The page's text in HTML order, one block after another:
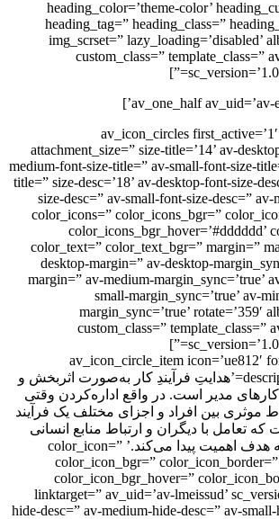
heading_color=’theme-color’
heading_tag=” heading_class=”
img_scrset=”
custom_class=”
[av_icon_circles
attachment_size=” size-title=’14’
medium-font-size-title=” av-small-font-
title=” size-desc=’18’ av-desktop-font-
size-desc=” av-small-font-size-
color_icons=” color_icons_bgr=”
color_text=” color_text_bgr=”
desktop-margin=” av-desktop-
margin=” av-medium-
small-
margin_sync=’true’
custom_class=”
[av_icon_circle_item
title=’کارآمدی’ description=’هدایتِ فرآیندِ کار به‌صورت اثربخش و
مدیر است. در واقع اداره‌کردن وقتی
بین افراد و اجزای مختلف یک فرآیند
با دیگران و ارتباط منابع انسانی
موثر، برای رسیدن به هدف اهمیت پیدا می‌کند.’ color_icon=”
color_icon_bgr=”
color_icon_bgr_hover=”
linktarget=” av_uid=’av-lmeissud’
hide-desc=” av-medium-hide-desc=”